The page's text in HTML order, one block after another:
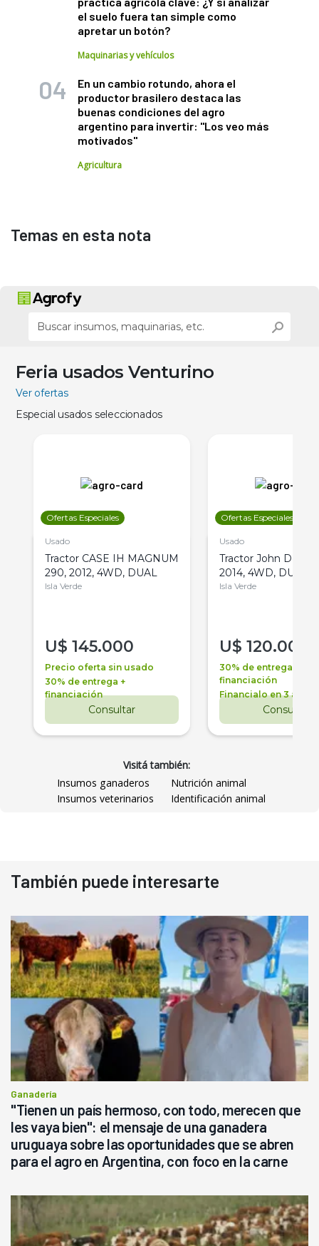
el suelo fuera tan simple como
apretar un botón?
Maquinarias y vehículos
En un cambio rotundo, ahora el
productor brasilero destaca las
buenas condiciones del agro
argentino para invertir: "Los veo más
motivados"
Agricultura
Temas en esta nota
Feria usados Venturino
Ver ofertas
Especial usados seleccionados
Ofertas Especiales
Usado
Tractor CASE IH MAGNUM
290, 2012, 4WD, DUAL
Isla Verde
U$ 145.000
Precio oferta sin usado
30% de entrega +
financiación
Consultar
Ofertas Especiales
Usado
Tractor John Deere
2014, 4WD, DUAL
Isla Verde
U$ 120.000
30% de entrega +
financiación
Financialo en 3 años
Consultar
Visitá también:
Insumos ganaderos
Nutrición animal
Insumos veterinarios
Identificación animal
También puede interesarte
Ganadería
"Tienen un país hermoso, con todo, merecen que
les vaya bien": el mensaje de una ganadera
uruguaya sobre las oportunidades que se abren
para el agro en Argentina, con foco en la carne